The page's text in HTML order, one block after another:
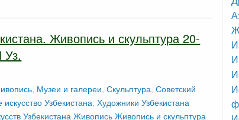
Живопись и скульптура 20-
, Музеи и галереи,Скульптура,Советский
Узбекистана,Художники Узбекистана
Узбекистана Живопись Живопись и скульптура